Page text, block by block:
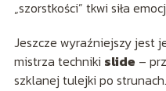
„szorstkości” tkwi siła
Jeszcze wyraźniejszy jest
mistrza techniki slide –
szklanej tulejki po